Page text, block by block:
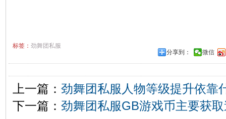
标签： 劲舞团私服
分享到：
微信
上一篇： 劲舞团私服人物等级提升依靠
下一篇： 劲舞团私服GB游戏币主要获